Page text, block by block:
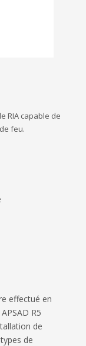
RIA capable de
feu.
effectué en
R5
de
de